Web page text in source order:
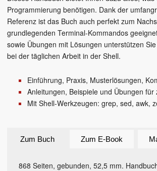
Programmierung benötigen. Dank der
Referenz ist das Buch auch perfekt zum
grundlegenden Terminal-Kommandos
sowie Übungen mit Lösungen unterstützen
bei der täglichen Arbeit in der Shell.
Einführung, Praxis, Musterlösungen,
Anleitungen, Beispiele und Übungen für
Mit Shell-Werkzeugen: grep, sed, awk,
Zum Buch Zum E-Book
868 Seiten, gebunden, 52,5 mm.